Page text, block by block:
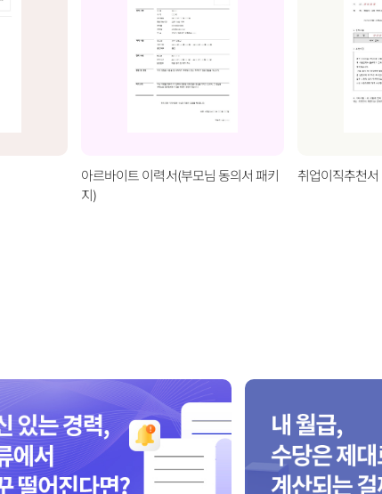
아르바이트 이력서(부모님 동의서 패키
지)
취업이직추천